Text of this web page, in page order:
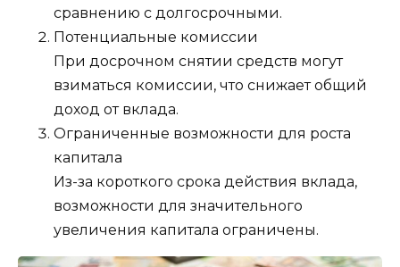
сравнению с долгосрочными.
Потенциальные комиссии
При досрочном снятии средств могут
взиматься комиссии, что снижает общий
доход от вклада.
Ограниченные возможности для роста
капитала
Из-за короткого срока действия вклада,
возможности для значительного
увеличения капитала ограничены.